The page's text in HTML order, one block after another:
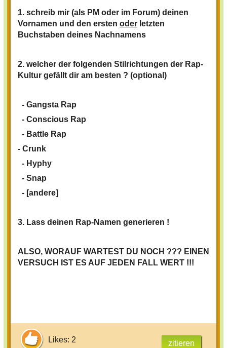
1. schreib mir (als PM oder im Forum) deinen
Vornamen und den ersten oder letzten
Buchstaben deines Nachnamens
2. welcher der folgenden Stilrichtungen der Rap-
Kultur gefällt dir am besten ? (optional)
- Gangsta Rap
- Conscious Rap
- Battle Rap
- Crunk
- Hyphy
- Snap
- [andere]
3. Lass deinen Rap-Namen generieren !
ALSO, WORAUF WARTEST DU NOCH ??? EINEN
VERSUCH IST ES AUF JEDEN FALL WERT !!!
Likes: 2 zitieren